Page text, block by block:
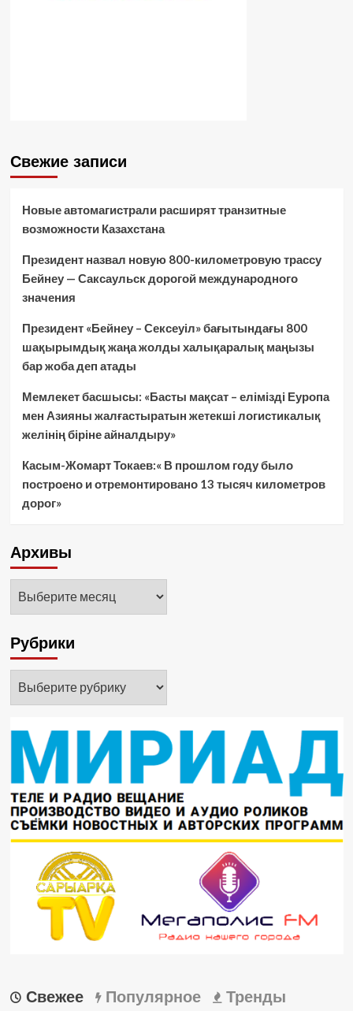
Свежие записи
Новые автомагистрали расширят транзитные
возможности Казахстана
Президент назвал новую 800-километровую трассу
Бейнеу — Саксаульск дорогой международного
значения
Президент «Бейнеу – Сексеуіл» бағытындағы 800
шақырымдық жаңа жолды халықаралық маңызы
бар жоба деп атады
Мемлекет басшысы: «Басты мақсат – елімізді Еуропа
мен Азияны жалғастыратын жетекші логистикалық
желінің біріне айналдыру»
Касым-Жомарт Токаев:« В прошлом году было
построено и отремонтировано 13 тысяч километров
дорог»
Архивы
Рубрики
Свежее Популярное Тренды